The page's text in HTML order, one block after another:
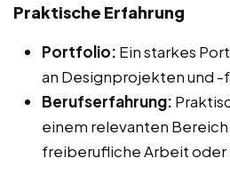
Praktische Erfahrung
Portfolio: Ein starkes
an Designprojekten und
Berufserfahrung:
einem relevanten
freiberufliche Arbeit oder